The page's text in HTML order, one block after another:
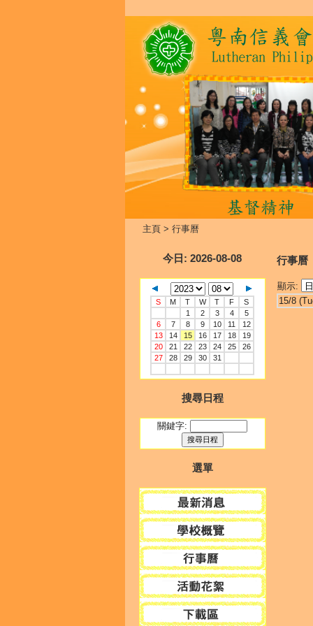
主頁> 行事曆
今日 : 2026-08-08
S M T W T F
S
1
2 3 4
5
6
7 8 9 10 11
12
13
14 15 16 17 18
19
20
21 22 23 24 25
26
27
28 29 30 31
搜尋日程
關鍵字:
選單
行事曆
顯示:
15/8